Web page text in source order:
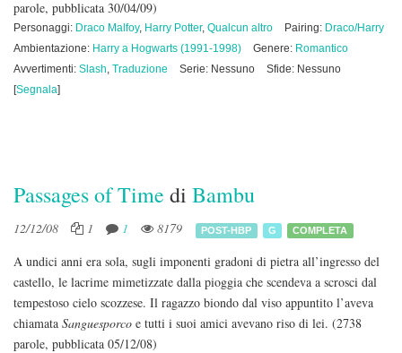
parole, pubblicata 30/04/09)
Personaggi: Draco Malfoy, Harry Potter, Qualcun altro Pairing: Draco/Harry
Ambientazione: Harry a Hogwarts (1991-1998) Genere: Romantico
Avvertimenti: Slash, Traduzione Serie: Nessuno
Sfide: Nessuno
[Segnala]
Passages of Time di Bambu
12/12/08 1 1 8179 POST-HBP G COMPLETA
A undici anni era sola, sugli imponenti gradoni di pietra all’ingresso del
castello, le lacrime mimetizzate dalla pioggia che scendeva a scrosci dal
tempestoso cielo scozzese. Il ragazzo biondo dal viso appuntito l’aveva
chiamata Sanguesporco e tutti i suoi amici avevano riso di lei. (2738
parole, pubblicata 05/12/08)